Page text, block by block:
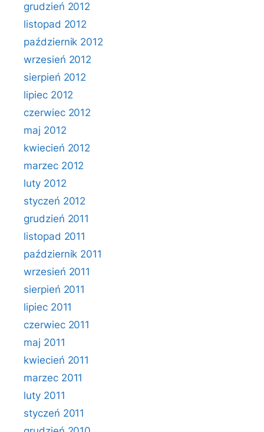
grudzień 2012
listopad 2012
październik 2012
wrzesień 2012
sierpień 2012
lipiec 2012
czerwiec 2012
maj 2012
kwiecień 2012
marzec 2012
luty 2012
styczeń 2012
grudzień 2011
listopad 2011
październik 2011
wrzesień 2011
sierpień 2011
lipiec 2011
czerwiec 2011
maj 2011
kwiecień 2011
marzec 2011
luty 2011
styczeń 2011